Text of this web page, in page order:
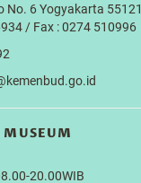
No. 6 Yogyakarta 55121
/ Fax : 0274 510996
MUSEUM
20.00WIB